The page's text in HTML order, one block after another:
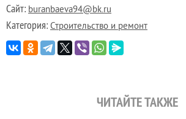
Сайт: buranbaeva94@bk.ru
Категория: Строительство и ремонт
ЧИТАЙТЕ ТАКЖЕ